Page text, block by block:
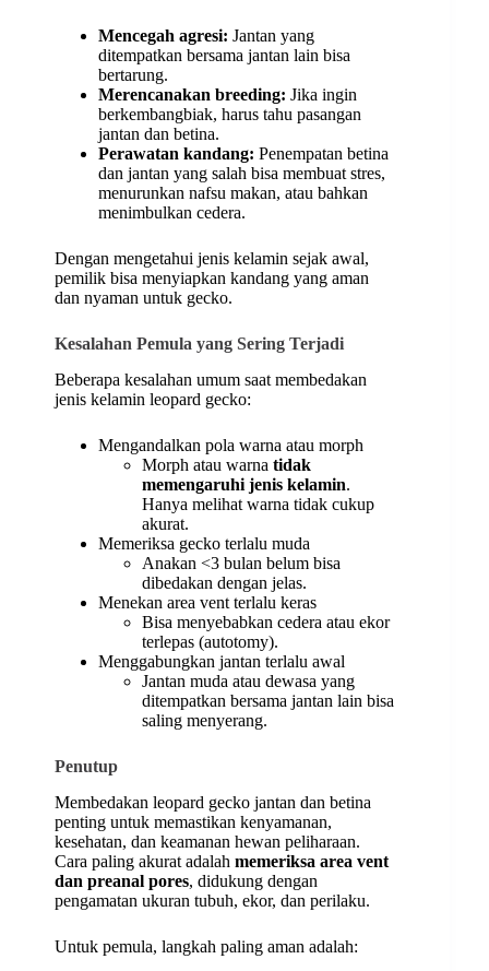
Mencegah agresi: Jantan yang
ditempatkan bersama jantan lain bisa
bertarung.
Merencanakan breeding: Jika ingin
berkembangbiak, harus tahu pasangan
jantan dan betina.
Perawatan kandang: Penempatan betina
dan jantan yang salah bisa membuat stres,
menurunkan nafsu makan, atau bahkan
menimbulkan cedera.
Dengan mengetahui jenis kelamin sejak awal,
pemilik bisa menyiapkan kandang yang aman
dan nyaman untuk gecko.
Kesalahan Pemula yang Sering Terjadi
Beberapa kesalahan umum saat membedakan
jenis kelamin leopard gecko:
Mengandalkan pola warna atau morph
Morph atau warna tidak
memengaruhi jenis kelamin.
Hanya melihat warna tidak cukup
akurat.
Memeriksa gecko terlalu muda
Anakan <3 bulan belum bisa
dibedakan dengan jelas.
Menekan area vent terlalu keras
Bisa menyebabkan cedera atau ekor
terlepas (autotomy).
Menggabungkan jantan terlalu awal
Jantan muda atau dewasa yang
ditempatkan bersama jantan lain bisa
saling menyerang.
Penutup
Membedakan leopard gecko jantan dan betina
penting untuk memastikan kenyamanan,
kesehatan, dan keamanan hewan peliharaan.
Cara paling akurat adalah memeriksa area vent
dan preanal pores, didukung dengan
pengamatan ukuran tubuh, ekor, dan perilaku.
Untuk pemula, langkah paling aman adalah: